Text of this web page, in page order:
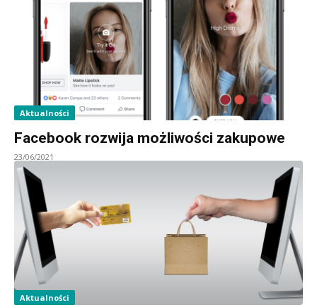
Aktualności
Facebook rozwija możliwości zakupowe
23/06/2021
Aktualności